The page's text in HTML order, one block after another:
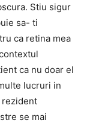
Stiu sigur
sa- ti
ca retina mea
ca nu doar el
lucruri in
rezident
se mai